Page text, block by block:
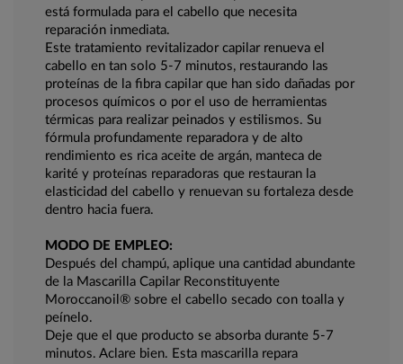
está formulada para el cabello que necesita
reparación inmediata.
Este tratamiento revitalizador capilar renueva el
cabello en tan solo 5-7 minutos, restaurando las
proteínas de la fibra capilar que han sido dañadas por
procesos químicos o por el uso de herramientas
térmicas para realizar peinados y estilismos. Su
fórmula profundamente reparadora y de alto
rendimiento es rica aceite de argán, manteca de
karité y proteínas reparadoras que restauran la
elasticidad del cabello y renuevan su fortaleza desde
dentro hacia fuera.
MODO DE EMPLEO:
Después del champú, aplique una cantidad abundante
de la Mascarilla Capilar Reconstituyente
Moroccanoil® sobre el cabello secado con toalla y
peínelo.
Deje que el que producto se absorba durante 5-7
minutos. Aclare bien. Esta mascarilla repara